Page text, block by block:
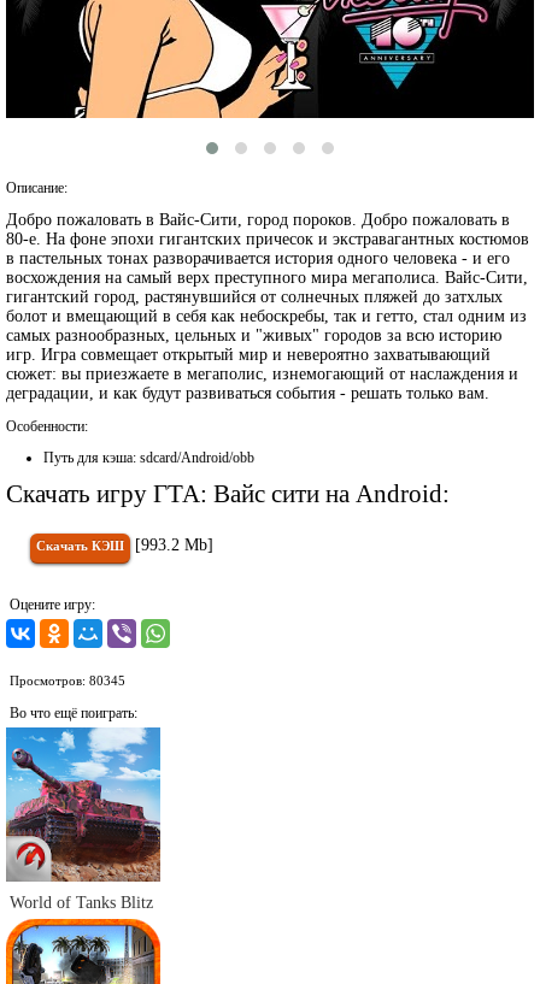
Описание:
Добро пожаловать в Вайс-Сити, город пороков. Добро пожаловать в
80-е. На фоне эпохи гигантских причесок и экстравагантных костюмов
в пастельных тонах разворачивается история одного человека - и его
восхождения на самый верх преступного мира мегаполиса. Вайс-Сити,
гигантский город, растянувшийся от солнечных пляжей до затхлых
болот и вмещающий в себя как небоскребы, так и гетто, стал одним из
самых разнообразных, цельных и "живых" городов за всю историю
игр. Игра совмещает открытый мир и невероятно захватывающий
сюжет: вы приезжаете в мегаполис, изнемогающий от наслаждения и
деградации, и как будут развиваться события - решать только вам.
Особенности:
Путь для кэша: sdcard/Android/obb
Скачать игру ГТА: Вайс сити на Android:
Скачать КЭШ [993.2 Mb]
Оцените игру:
Просмотров: 80345
Во что ещё поиграть:
World of Tanks Blitz